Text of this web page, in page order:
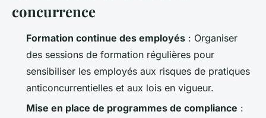
concurrence
Formation continue des employés : Organiser
des sessions de formation régulières pour
sensibiliser les employés aux risques de pratiques
anticoncurrentielles et aux lois en vigueur.
Mise en place de programmes de compliance :